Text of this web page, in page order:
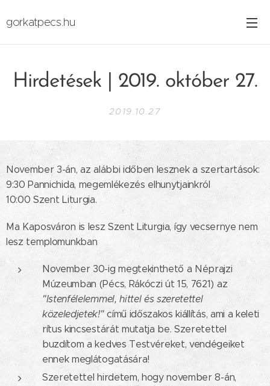
gorkatpecs.hu
Hirdetések | 2019. október 27.
2019.10.27
November 3-án, az alábbi időben lesznek a szertartások:
9:30 Pannichida, megemlékezés elhunytjainkról
10:00 Szent Liturgia.
Ma Kaposváron is lesz Szent Liturgia, így vecsernye nem
lesz templomunkban
November 30-ig megtekinthető a Néprajzi
Múzeumban (Pécs, Rákóczi út 15, 7621) az
"Istenfélelemmel, hittel és szeretettel
közeledjetek!"című időszakos kiállítás, ami a keleti
rítus kincsestárát mutatja be. Szeretettel
buzdítom a kedves Testvéreket, vendégeiket
ennek meglátogatására!
Szeretettel hirdetem, hogy november 8-án,